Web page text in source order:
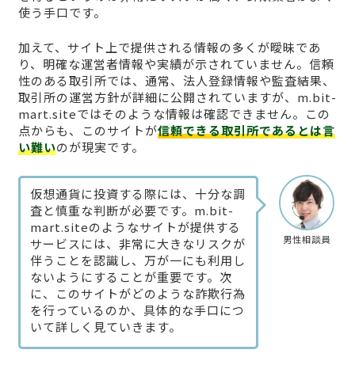
使う手口です。
加えて、サイト上で提供される情報の多くが曖昧であ
り、明確な運営者情報や実績が示されていません。信頼
性のある取引所では、通常、法人登録情報や監査結果、
取引所の運営方針が詳細に公開されていますが、m.bit-
mart.siteではそのような情報は確認できません。この
点からも、このサイトが信頼できる取引所であるとは言
い難いのが現実です。
男性相談員
仮想通貨に投資する際には、十分な調
査と慎重な判断が必要です。m.bit-
mart.siteのようなサイトが提供する
サービスには、非常に大きなリスクが
伴うことを認識し、万が一にも利用し
ないようにすることが重要です。次
に、このサイトがどのような詐欺行為
を行っているのか、具体的な手口につ
いて詳しく見ていきます。